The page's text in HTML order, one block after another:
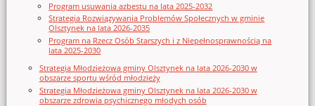
Program usuwania azbestu na lata 2025-2032
Strategia Rozwiązywania Problemów Społecznych w gminie
Olsztynek na lata 2026-2035
Program na Rzecz Osób Starszych i z Niepełnosprawnością na
lata 2025-2030
Strategia Młodzieżowa gminy Olsztynek na lata 2026-2030 w
obszarze sportu wśród młodzieży
Strategia Młodzieżowa gminy Olsztynek na lata 2026-2030 w
obszarze zdrowia psychicznego młodych osób